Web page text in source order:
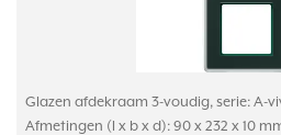
Glazen afdekraam 3-voudig, serie: A-
Afmetingen (l x b x d): 90 x 232 x 10